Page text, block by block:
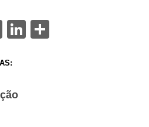
Messenger
LinkedIn